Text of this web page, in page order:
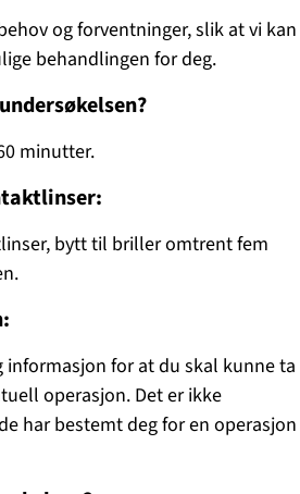
og forventninger, slik at vi kan
behandlingen for deg.
minutter.
bytt til briller omtrent fem
informasjon for at du skal kunne ta
operasjon. Det er ikke
har bestemt deg for en operasjon